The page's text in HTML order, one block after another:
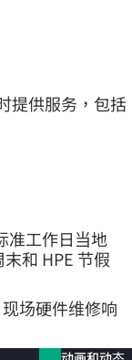
提供服务，包括
准工作日当地
和 HPE 节假
场硬件维修响